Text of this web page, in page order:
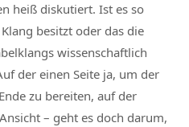
heiß diskutiert. Ist es so
besitzt oder das die
wissenschaftlich
der einen Seite ja, um der
zu bereiten, auf der
– geht es doch darum,